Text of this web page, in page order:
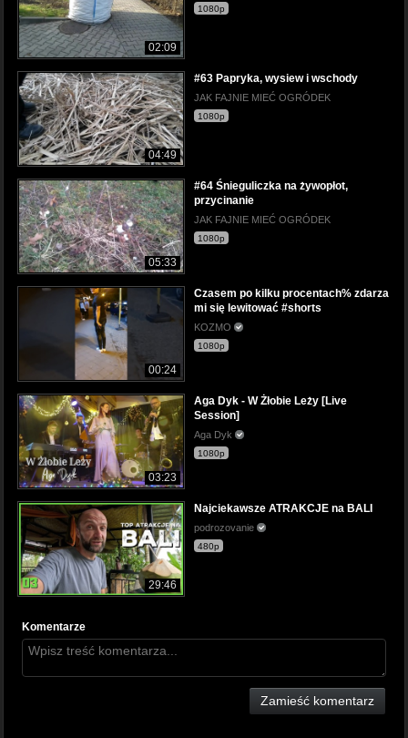
02:09
1080p
04:49
#63 Papryka, wysiew i wschody
JAK FAJNIE MIEĆ OGRÓDEK
1080p
05:33
#64 Śnieguliczka na żywopłot,
przycinanie
JAK FAJNIE MIEĆ OGRÓDEK
1080p
00:24
Czasem po kilku procentach% zdarza
mi się lewitować #shorts
KOZMO
1080p
03:23
Aga Dyk - W Żłobie Leży [Live
Session]
Aga Dyk
1080p
29:46
Najciekawsze ATRAKCJE na BALI
podrozovanie
480p
Komentarze
Zamieść komentarz